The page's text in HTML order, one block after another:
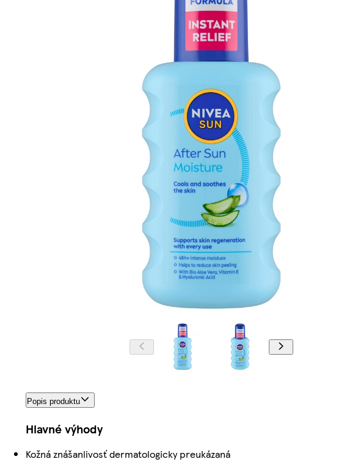
Popis produktu
Hlavné výhody
Kožná znášanlivosť dermatologicky preukázaná